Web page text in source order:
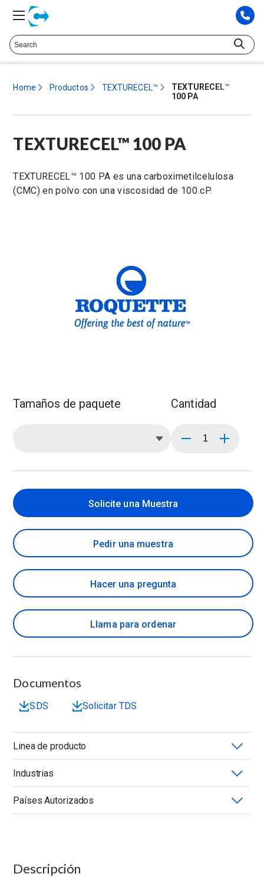
425.372.9573
Home Productos TEXTURECEL™
TEXTURECEL™
100 PA
TEXTURECEL™ 100 PA
TEXTURECEL™ 100 PA es una carboximetilcelulosa
(CMC) en polvo con una viscosidad de 100 cP.
Tamaños de paquete Cantidad
Solicite una Muestra
Pedir una muestra
Hacer una pregunta
Llama para ordenar
Documentos
SDS Solicitar TDS
Linea de producto
TEXTURECEL™
Industrias
Aplicación Compatibilidad con Solventes
Países Autorizados
Descripción